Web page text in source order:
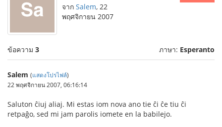
จาก Salem, 22
พฤศจิกายน 2007
ข้อความ 3 ภาษา: Esperanto
Salem (แสดงโปรไฟล์)
22 พฤศจิกายน 2007, 06:16:14
Saluton ĉiuj aliaj. Mi estas iom nova ano tie ĉi ĉe tiu ĉi
retpaĝo, sed mi jam parolis iomete en la babilejo.